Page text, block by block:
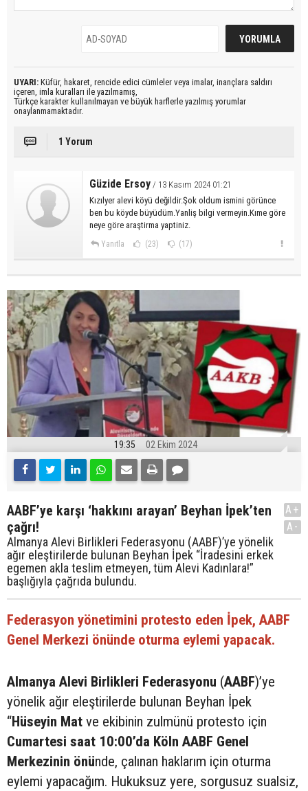
UYARI: Küfür, hakaret, rencide edici cümleler veya imalar, inançlara saldırı
içeren, imla kuralları ile yazılmamış,
Türkçe karakter kullanılmayan ve büyük harflerle yazılmış yorumlar
onaylanmamaktadır.
1 Yorum
Güzide Ersoy / 13 Kasım 2024 01:21
Kızılyer alevi köyü değildir.Şok oldum ismini görünce
ben bu köyde büyüdüm.Yanliş bilgi vermeyin.Kıme göre
neye göre araştirma yaptiniz.
Yanıtla (23) (17)
19:35 02 Ekim 2024
AABF’ye karşı ‘hakkını arayan’ Beyhan İpek’ten
çağrı!
Almanya Alevi Birlikleri Federasyonu (AABF)’ye yönelik
ağır eleştirilerde bulunan Beyhan İpek “İradesini erkek
egemen akla teslim etmeyen, tüm Alevi Kadınlara!”
başlığıyla çağrıda bulundu.
A+
A-
Federasyon yönetimini protesto eden İpek, AABF
Genel Merkezi önünde oturma eylemi yapacak.
Almanya Alevi Birlikleri Federasyonu (AABF)’ye
yönelik ağır eleştirilerde bulunan Beyhan İpek
“Hüseyin Mat ve ekibinin zulmünü protesto için
Cumartesi saat 10:00’da Köln AABF Genel
Merkezinin önünde, çalınan haklarım için oturma
eylemi yapacağım. Hukuksuz yere, sorgusuz sualsiz,